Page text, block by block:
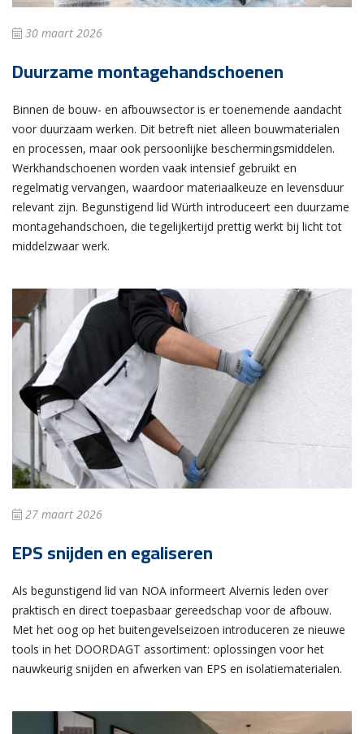
30 maart 2026
Duurzame montagehandschoenen
Binnen de bouw- en afbouwsector is er toenemende aandacht
voor duurzaam werken. Dit betreft niet alleen bouwmaterialen
en processen, maar ook persoonlijke beschermingsmiddelen.
Werkhandschoenen worden vaak intensief gebruikt en
regelmatig vervangen, waardoor materiaalkeuze en levensduur
relevant zijn. Begunstigend lid Würth introduceert een duurzame
montagehandschoen, die tegelijkertijd prettig werkt bij licht tot
middelzwaar werk.
27 maart 2026
EPS snijden en egaliseren
Als begunstigend lid van NOA informeert Alvernis leden over
praktisch en direct toepasbaar gereedschap voor de afbouw.
Met het oog op het buitengevelseizoen introduceren ze nieuwe
tools in het DOORDAGT assortiment: oplossingen voor het
nauwkeurig snijden en afwerken van EPS en isolatiematerialen.